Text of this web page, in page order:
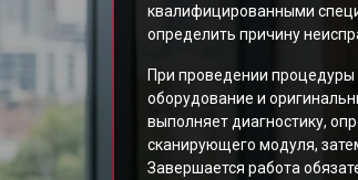
квалифицированными
определить причину
При проведении процедуры
оборудование и
выполняет диагностику,
сканирующего модуля,
Завершается работа